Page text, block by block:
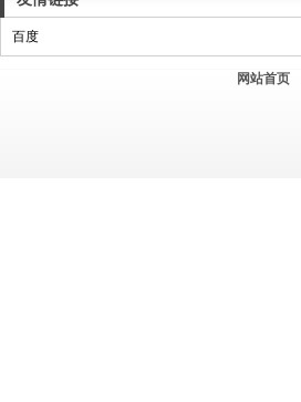
百度
网站首页